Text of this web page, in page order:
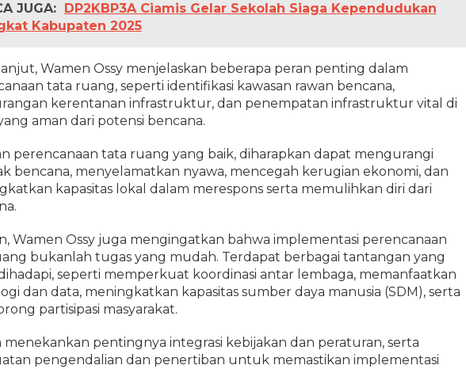
JUGA:
DP2KBP3A Ciamis Gelar Sekolah Siaga Kependudukan
Kabupaten 2025
Wamen Ossy menjelaskan beberapa peran penting dalam
tata ruang, seperti identifikasi kawasan rawan bencana,
kerentanan infrastruktur, dan penempatan infrastruktur vital di
aman dari potensi bencana.
perencanaan tata ruang yang baik, diharapkan dapat mengurangi
bencana, menyelamatkan nyawa, mencegah kerugian ekonomi, dan
kapasitas lokal dalam merespons serta memulihkan diri dari
Wamen Ossy juga mengingatkan bahwa implementasi perencanaan
bukanlah tugas yang mudah. Terdapat berbagai tantangan yang
seperti memperkuat koordinasi antar lembaga, memanfaatkan
dan data, meningkatkan kapasitas sumber daya manusia (SDM), serta
partisipasi masyarakat.
menekankan pentingnya integrasi kebijakan dan peraturan, serta
pengendalian dan penertiban untuk memastikan implementasi